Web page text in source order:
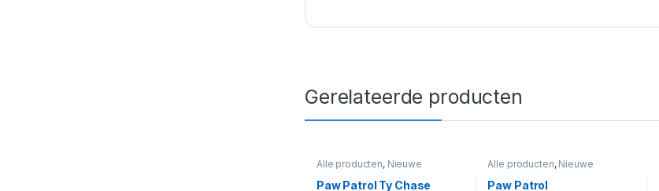
Gerelateerde producten
Alle producten, Nieuwe
Paw Patrol Ty Chase
Alle producten, Nieuwe
Paw Patrol